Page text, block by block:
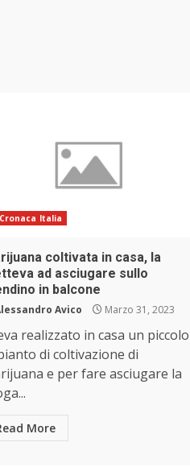
Cronaca Italia
coltivata in casa, la
ad asciugare sullo
in balcone
Avico Marzo 31, 2023
realizzato in casa un piccolo
di coltivazione di
e per fare asciugare la
More